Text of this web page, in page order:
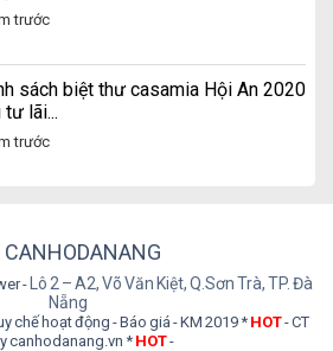
trước
sách biệt thư casamia Hội An 2020
lãi...
trước
CANHODANANG
Lô 2 – A2, Võ Văn Kiệt, Q.Sơn Trà, TP. Đà
Nẵng
chế hoạt động Báo giá KM 2019 * HOT CT
canhodanang.vn *HOT